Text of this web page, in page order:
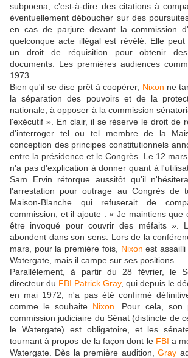
subpoena, c'est-à-dire des citations à
éventuellement déboucher sur des
en cas de parjure devant la commission
quelconque acte illégal est révélé. Elle
un droit de réquisition pour obtenir
documents. Les premières audiences
1973.
Bien qu'il se dise prêt à coopérer, Nixon ne
la séparation des pouvoirs et de la
nationale, à opposer à la commission
l'exécutif ». En clair, il se réserve le droit de
d'interroger tel ou tel membre de la
conception des principes constitutionnels
entre la présidence et le Congrès. Le 12 mars,
n'a pas d'explication à donner quant à
Sam Ervin rétorque aussitôt qu'il
l'arrestation pour outrage au Congrès de
Maison-Blanche qui refuserait de
commission, et il ajoute : « Je maintiens que
être invoqué pour couvrir des méfaits ».
abondent dans son sens. Lors de la
mars, pour la première fois, Nixon est
Watergate, mais il campe sur ses positions.
Parallèlement, à partir du 28 février, le
directeur du FBI Patrick Gray, qui depuis le
en mai 1972, n'a pas été confirmé
comme le souhaite Nixon . Pour cela, son
commission judiciaire du Sénat (distincte de
le Watergate) est obligatoire, et les
tournant à propos de la façon dont le FBI a
Watergate. Dès la première audition,Gray